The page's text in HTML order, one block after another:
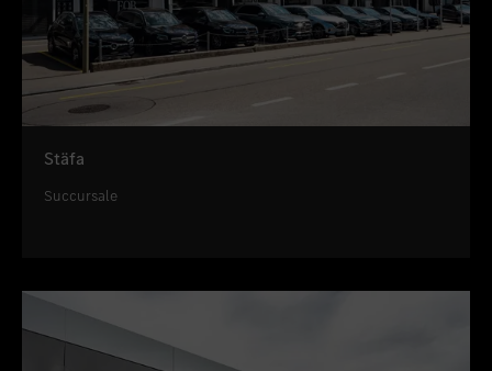
Stäfa
Succursale